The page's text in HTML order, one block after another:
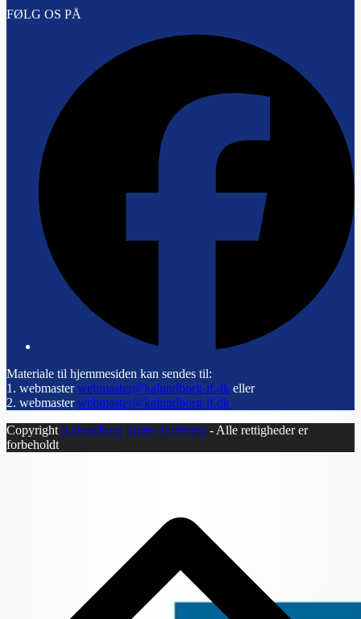
FØLG OS PÅ
Materiale til hjemmesiden kan sendes til:
1. webmasterwebmaster@kalundborg-if.dk eller
2. webmasterwebmaster@kalundborg-if.dk
Copyright Kalundborg Idræts Forening - Alle rettigheder er
forbeholdt